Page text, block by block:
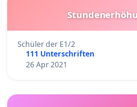
Schüler der E1/2
111 Unterschriften
26 Apr 2021